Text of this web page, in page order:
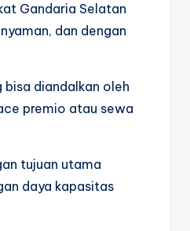
Gandaria Selatan
dan dengan
diandalkan oleh
premio atau sewa
tujuan utama
daya kapasitas